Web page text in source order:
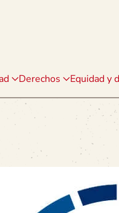
Derechos Equidad y